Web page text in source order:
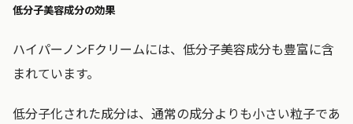
低分子美容成分の効果
ハイパーノンFクリームには、低分子美容成分も豊富に含
まれています。
低分子化された成分は、通常の成分よりも小さい粒子であ